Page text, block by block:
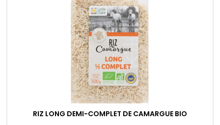
RIZ LONG DEMI-COMPLET DE CAMARGUE BIO